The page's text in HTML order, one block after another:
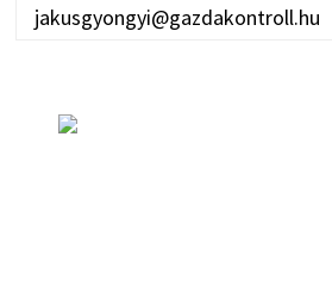
jakusgyongyi@gazdakontroll.hu